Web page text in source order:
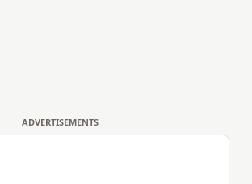
ADVERTISEMENTS